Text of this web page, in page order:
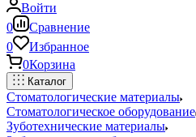
Войти
0
Сравнение
0
Избранное
0Корзина
Каталог
Стоматологические материалы
Стоматологическое оборудование
Зуботехнические материалы